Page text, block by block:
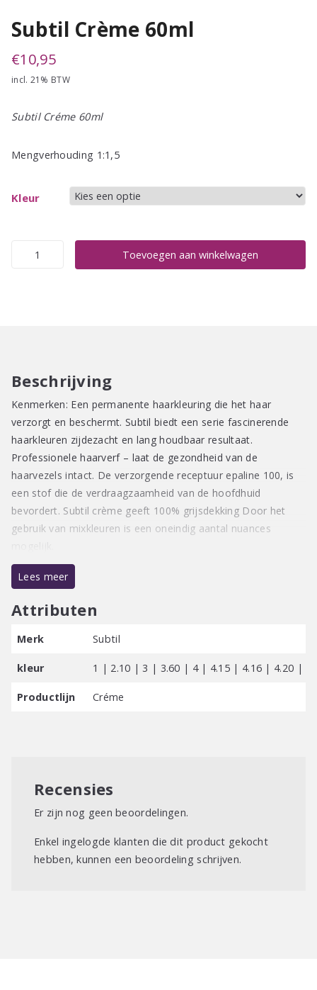
Subtil Crème 60ml
€10,95
incl. 21% BTW
Subtil Créme 60ml
Mengverhouding 1:1,5
Kleur
Subtil
Toevoegen aan winkelwagen
Beschrijving
Kenmerken: Een permanente haarkleuring die het haar
verzorgt en beschermt. Subtil biedt een serie fascinerende
haarkleuren zijdezacht en lang houdbaar resultaat.
Professionele haarverf – laat de gezondheid van de
haarvezels intact. De verzorgende receptuur epaline 100, is
een stof die de verdraagzaamheid van de hoofdhuid
bevordert. Subtil crème geeft 100% grijsdekking Door het
gebruik van mixkleuren is een oneindig aantal nuances
Verkrijgbaar in: 60 ml tube in 90 verschillende tinten
Mengverhouding 1:1,5
Lees meer
Attributen
Merk Subtil
kleur 1 | 2.10 | 3 | 3.60 | 4 | 4.15 | 4.16 | 4.20 |
Productlijn Créme
Recensies
Er zijn nog geen beoordelingen.
Enkel ingelogde klanten die dit product gekocht
hebben, kunnen een beoordeling schrijven.